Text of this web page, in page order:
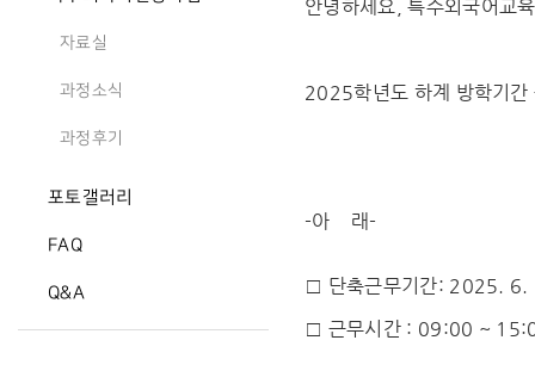
자료실
과정소식
과정후기
포토갤러리
FAQ
Q&A
안녕하세요, 특수외국어교
2025학년도 하계 방학기간
-아 래-
□ 단축근무기간: 2025.
□ 근무시간 : 09:00 ~